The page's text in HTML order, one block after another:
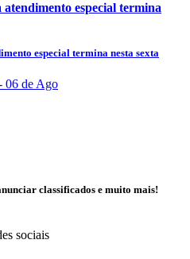
especial termina
especial termina nesta sexta
06 de Ago
classificados e muito mais!
sociais